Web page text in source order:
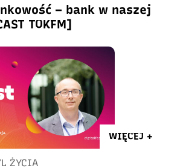
– bank w naszej
TOKFM]
WIĘCEJ +
ŻYCIA